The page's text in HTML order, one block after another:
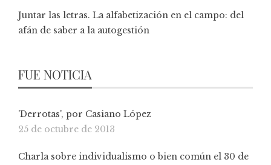
Juntar las letras. La alfabetización en el campo: del
afán de saber a la autogestión
FUE NOTICIA
'Derrotas', por Casiano López
25 de octubre de 2013
Charla sobre individualismo o bien común el 30 de